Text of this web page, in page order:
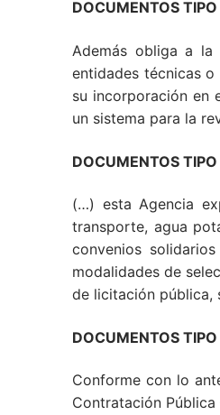
DOCUMENTOS
Además obliga a la
entidades técnicas
su incorporación en
un sistema para la
DOCUMENTOS
(…) esta Agencia
transporte, agua
convenios
modalidades de
de licitación pública,
DOCUMENTOS
Conforme con lo
Contratación